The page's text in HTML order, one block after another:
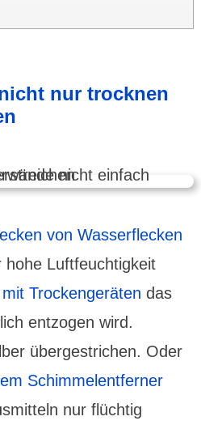
nur trocknen
von Wasser­flecken
hohe Luft­feuchtig­keit
mit Trocken­geräten das
entzogen wird.
über­gestri­chen. Oder
Schimmel­ent­ferner
nur flüchtig